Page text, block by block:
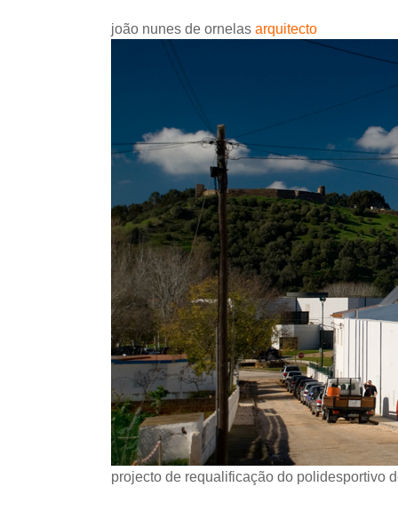
joão nunes de ornelas arquitecto
projecto de requalificação do polidesportivo